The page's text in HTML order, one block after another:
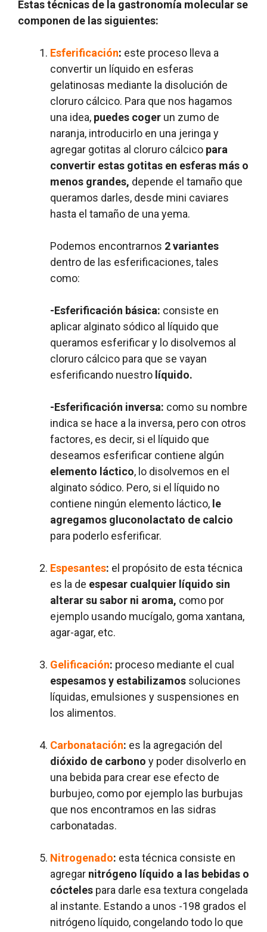
Estas técnicas de la gastronomía molecular se
componen de las siguientes:
Esferificación: este proceso lleva a
convertir un líquido en esferas
gelatinosas mediante la disolución de
cloruro cálcico. Para que nos hagamos
una idea, puedes coger un zumo de
naranja, introducirlo en una jeringa y
agregar gotitas al cloruro cálcico para
convertir estas gotitas en esferas más o
menos grandes, depende el tamaño que
queramos darles, desde mini caviares
hasta el tamaño de una yema.
Podemos encontrarnos 2 variantes
dentro de las esferificaciones, tales
como:
-Esferificación básica: consiste en
aplicar alginato sódico al líquido que
queramos esferificar y lo disolvemos al
cloruro cálcico para que se vayan
esferificando nuestro líquido.
-Esferificación inversa: como su nombre
indica se hace a la inversa, pero con otros
factores, es decir, si el líquido que
deseamos esferificar contiene algún
elemento láctico, lo disolvemos en el
alginato sódico. Pero, si el líquido no
contiene ningún elemento láctico, le
agregamos gluconolactato de calcio
para poderlo esferificar.
Espesantes: el propósito de esta técnica
es la de espesar cualquier líquido sin
alterar su sabor ni aroma, como por
ejemplo usando mucígalo, goma xantana,
agar-agar, etc.
Gelificación: proceso mediante el cual
espesamos y estabilizamos soluciones
líquidas, emulsiones y suspensiones en
los alimentos.
Carbonatación: es la agregación del
dióxido de carbono y poder disolverlo en
una bebida para crear ese efecto de
burbujeo, como por ejemplo las burbujas
que nos encontramos en las sidras
carbonatadas.
Nitrogenado: esta técnica consiste en
agregar nitrógeno líquido a las bebidas o
cócteles para darle esa textura congelada
al instante. Estando a unos -198 grados el
nitrógeno líquido, congelando todo lo que